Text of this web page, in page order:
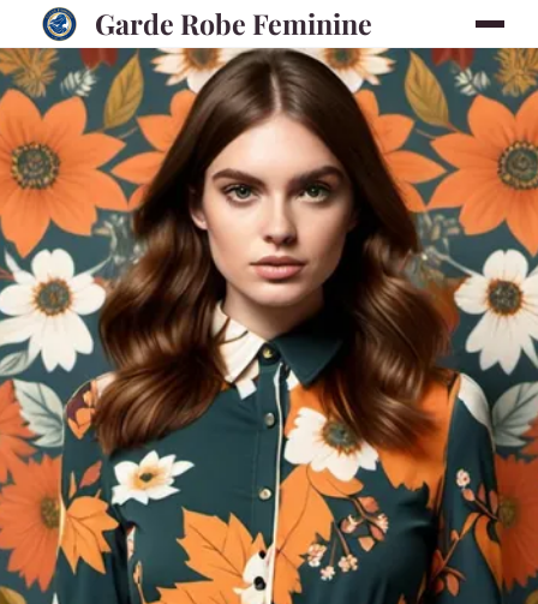
Garde Robe Feminine